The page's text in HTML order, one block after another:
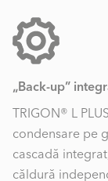
„Back-up”
TRIGON® L
condensare pe
cascadă
căldură